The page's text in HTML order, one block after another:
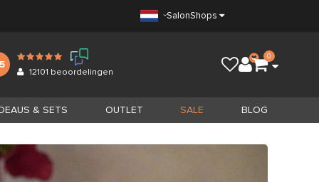
SalonShops
12101 beoordelingen
0
& SETS OUTLET SALE BLOG